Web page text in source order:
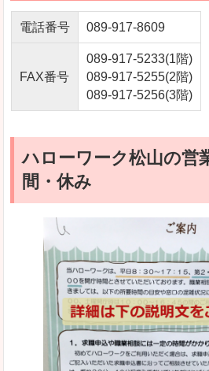
電話番号 089-917-8609
FAX番号
089-917-5233(1階)
089-917-5255(2階)
089-917-5256(3階)
ハローワーク松山の営
間・休み